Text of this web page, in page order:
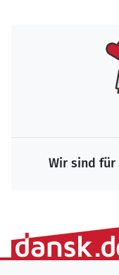
Wir sind für